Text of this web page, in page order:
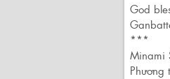
God
***
Minami